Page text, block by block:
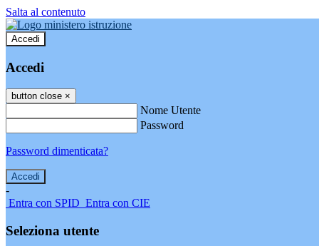
Salta al contenuto
Accedi
Accedi
button close ×
Nome Utente
Password
Password dimenticata?
-
Entra con SPID Entra con CIE
Seleziona utente